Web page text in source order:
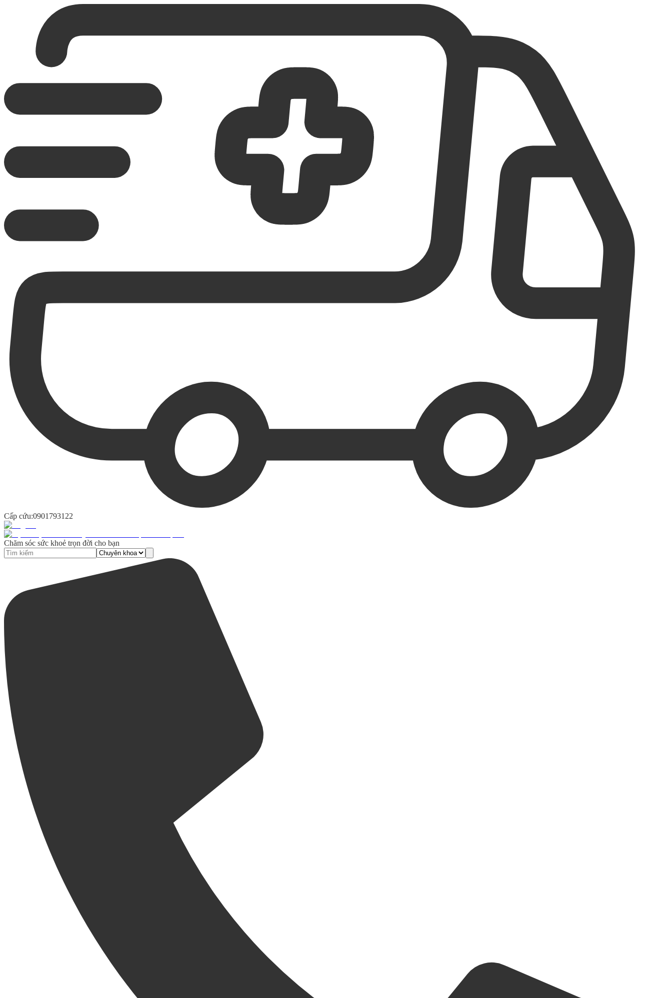
Cấp cứu:0901793122
Chăm sóc sức khoẻ trọn đời cho bạn